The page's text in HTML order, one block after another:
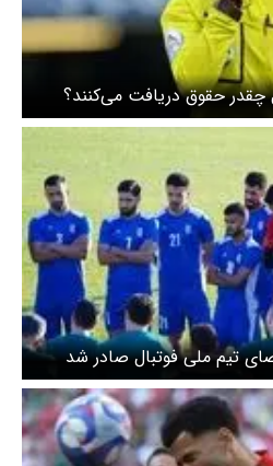
چقدر حقوق دریافت می‌کنند؟